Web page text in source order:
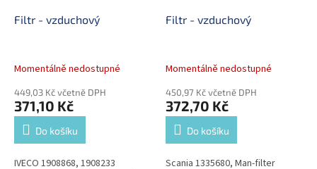
Filtr - vzduchový
Momentálně nedostupné
449,03 Kč včetně DPH
371,10 Kč
Do košíku
IVECO 1908868, 1908233
Filtr - vzduchový
Momentálně nedostupné
450,97 Kč včetně DPH
372,70 Kč
Do košíku
Scania 1335680, Man-filter